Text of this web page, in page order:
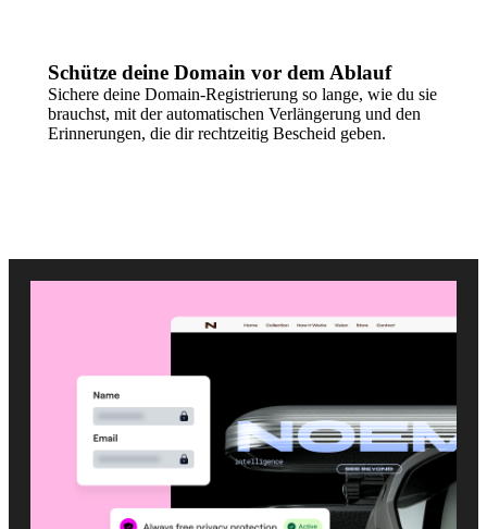
Schütze deine Domain vor dem Ablauf
Sichere deine Domain-Registrierung so lange, wie du sie
brauchst, mit der automatischen Verlängerung und den
Erinnerungen, die dir rechtzeitig Bescheid geben.